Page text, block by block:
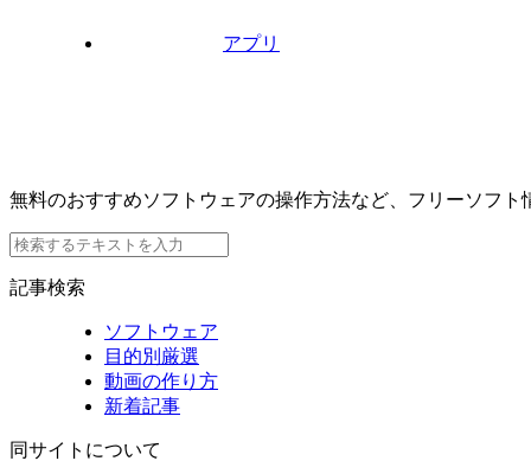
アプリ
無料のおすすめソフトウェアの操作方法など、フリーソフト
記事検索
ソフトウェア
目的別厳選
動画の作り方
新着記事
同サイトについて